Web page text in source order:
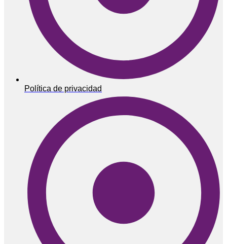
Política de privacidad